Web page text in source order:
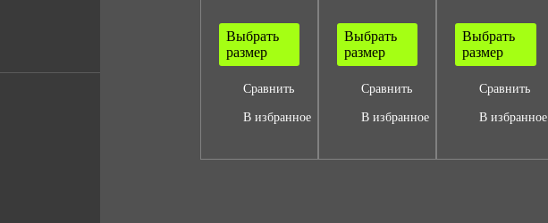
Выбрать
размер
Сравнить
В избранное
Выбрать
размер
Сравнить
В избранное
Выбрать
размер
Сравнить
В избранное